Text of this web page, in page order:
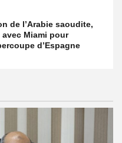
de l’Arabie saoudite,
Miami pour
d’Espagne